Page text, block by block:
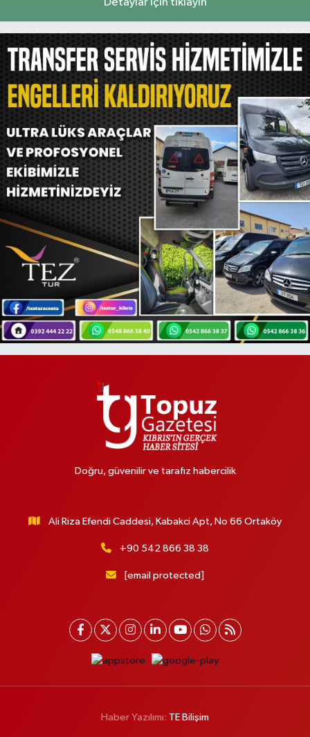
Doğru, güvenilir ve tarafız habercilik
Ali Riza Efendi Caddesi, Kabakci Apt, No 66 Ortaköy
+90 542 866 38 38
[email protected]
Haber Yazılımı: TE Bilişim